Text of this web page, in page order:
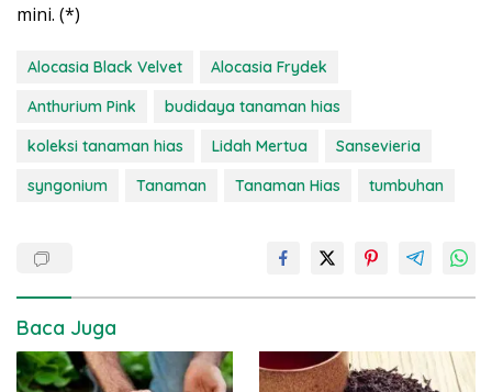
mini. (*)
Alocasia Black Velvet
Alocasia Frydek
Anthurium Pink
budidaya tanaman hias
koleksi tanaman hias
Lidah Mertua
Sansevieria
syngonium
Tanaman Tanaman Hias tumbuhan
Baca Juga